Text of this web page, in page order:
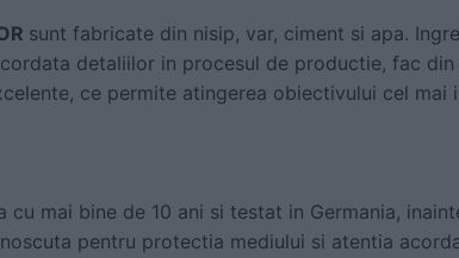
sunt fabricate din nisip, var, ciment si apa.
detaliilor in procesul de productie, fac din
ce permite atingerea obiectivului cel
mai bine de 10 ani si testat in Germania,
pentru protectia mediului si atentia